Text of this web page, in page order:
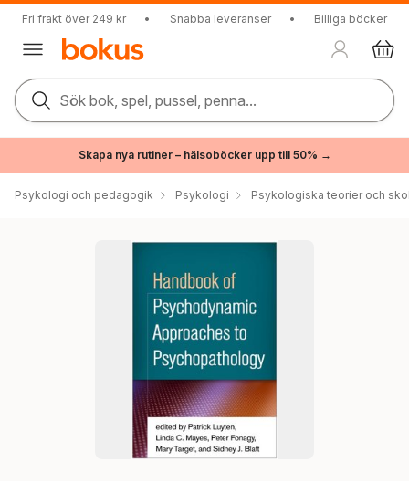
Fri frakt över 249 kr • Snabba leveranser • Billiga böcker
Sök bok, spel, pussel, penna...
Skapa nya rutiner – hälsoböcker upp till 50% →
Psykologi och pedagogik Psykologi Psykologiska teorier och